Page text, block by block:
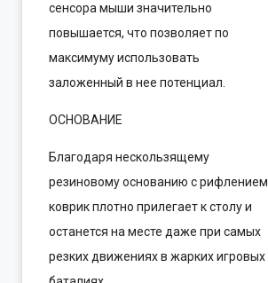
сенсора мыши значительно
повышается, что позволяет по
максимуму использовать
заложенный в нее потенциал.
ОСНОВАНИЕ
Благодаря нескользящему
резиновому основанию с рифлением
коврик плотно прилегает к столу и
останется на месте даже при самых
резких движениях в жарких игровых